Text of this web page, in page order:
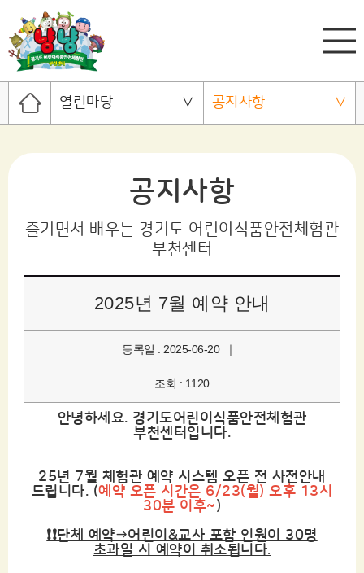
열린마당 공지사항
공지사항
즐기면서 배우는 경기도 어린이식품안전체험관
부천센터
2025년 7월 예약 안내
등록일 : 2025-06-20 ｜
조회 : 1120
안녕하세요. 경기도어린이식품안전체험관
부천센터입니다.
25년 7월 체험관 예약 시스템 오픈 전 사전안내
드립니다. (예약 오픈 시간은 6/23(월) 오후 13시
30분 이후~)
❗❗단체 예약→어린이&교사 포함 인원이 30명
초과일 시 예약이 취소됩니다.